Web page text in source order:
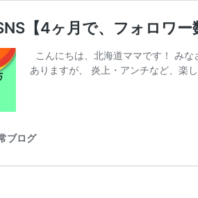
【4ヶ月で、フォロワ
こんにちは、北海道ママです！ み
ありますが、 炎上・アンチなど、楽
ブログ